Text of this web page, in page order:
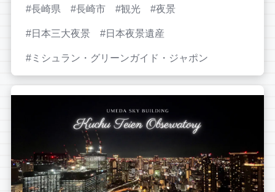
長崎県 長崎市 観光 夜景
日本三大夜景 日本夜景遺産
ミシュラン・グリーンガイド・ジャポン